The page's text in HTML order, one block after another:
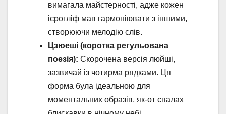
вимагала майстерності, адже кожен
ієрогліф мав гармоніювати з іншими,
створюючи мелодію слів.
Цзюеші (коротка регульована
поезія): Скорочена версія люйші,
зазвичай із чотирма рядками. Ця
форма була ідеальною для
моментальних образів, як-от спалах